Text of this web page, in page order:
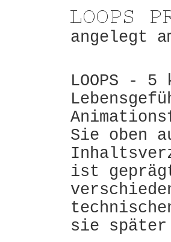
angelegt
LOOPS -
Sie oben
ist
sie später